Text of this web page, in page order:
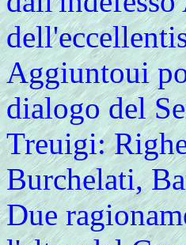
Aggiuntoui
dialogo del
Treuigi:
Burchelati,
Due